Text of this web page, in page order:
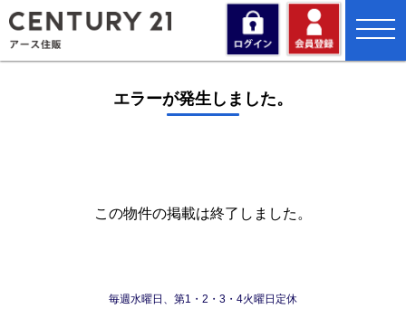
toggle
エラーが発生しました。
この物件の掲載は終了しました。
毎週水曜日、第1・2・3・4火曜日定休